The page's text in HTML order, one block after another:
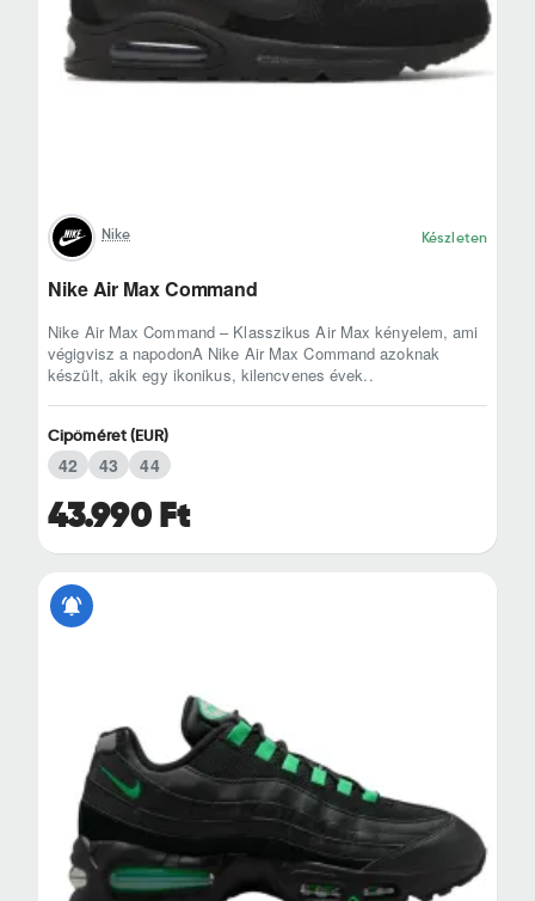
Nike Készleten
Nike Air Max Command
Nike Air Max Command – Klasszikus Air Max kényelem, ami
végigvisz a napodonA Nike Air Max Command azoknak
készült, akik egy ikonikus, kilencvenes évek..
43.990 Ft
Cipőméret (EUR)
42 43 44